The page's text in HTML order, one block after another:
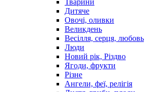
Дитяче
Овочі, оливки
Великдень
Весілля, серця, любовь
Люди
Новий рік, Різдво
Ягоди, фрукти
Різне
Ангели, феї, релігія